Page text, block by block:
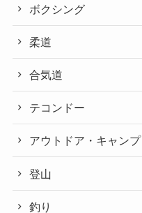
ボクシング
柔道
合気道
テコンドー
アウトドア・キャンプ
登山
釣り